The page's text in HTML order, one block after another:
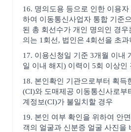
16. 명의도용 등으로 인한 이용자
하여 이동통신사업자 통합 기준
된 총 회선수가 개인 명의인 경우
의는 1회선, 법인은 4회선을 초
17. 이용신청일 기준 3개월 이내
일 이내 해지) 이력이 5회 이상인
18. 본인확인 기관으로부터 획득
(CI)와 도매제공 이동통신사로부
계정보(CI)가 불일치할 경우
19. 본인 여부 확인을 위하여 안
객의 얼굴과 신분증 얼굴 사진을